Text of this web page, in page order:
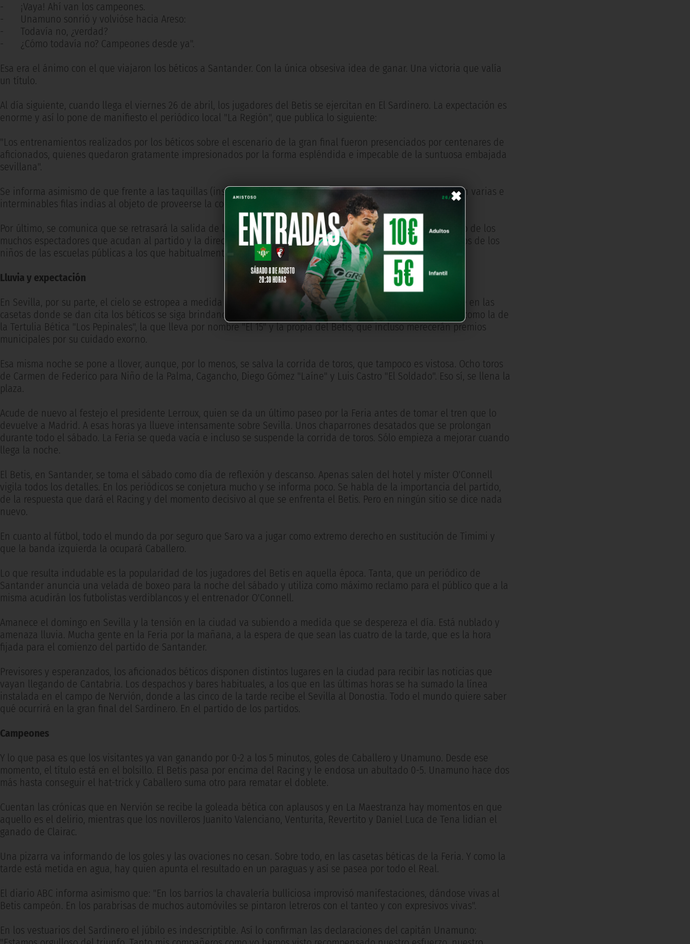
×
-
¡Vaya! Ahí van los campeones.
-
Unamuno sonrió y volvióse hacia Areso:
-
Todavía no, ¿verdad?
-
¿Cómo todavía no? Campeones desde ya".
Esa era el ánimo con el que viajaron los béticos a Santander. Con la única obsesiva idea de ganar. Una victoria que valía
un título.
Al día siguiente, cuando llega el viernes 26 de abril, los jugadores del Betis se ejercitan en El Sardinero. La expectación es
enorme y así lo pone de manifiesto el periódico local "La Región", que publica lo siguiente:
"Los entrenamientos realizados por los béticos sobre el escenario de la gran final fueron presenciados por centenares de
aficionados, quienes quedaron gratamente impresionados por la forma espléndida e impecable de la suntuosa embajada
sevillana".
Se informa asimismo de que frente a las taquillas (instaladas, según se cita, en el "Bar Piquío): "se establecieron varias e
interminables filas indias al objeto de proveerse la correspondiente localidad para presenciar el partido".
Por último, se comunica que se retrasará la salida de los trenes en la tarde del domingo para facilitar el traslado de los
muchos espectadores que acudan al partido y la directiva del Racing anula todos los pases de favor, incluidos los de los
niños de las escuelas públicas a los que habitualmente invita.
Lluvia y expectación
En Sevilla, por su parte, el cielo se estropea a medida que va pasando el viernes de Feria, lo cual no impide que en las
casetas donde se dan cita los béticos se siga brindando por el gran éxito que cada vez está más cerca. Casetas como la de
la Tertulia Bética "Los Pepinales", la que lleva por nombre "El 15" y la propia del Betis, que incluso merecerán premios
municipales por su cuidado exorno.
Esa misma noche se pone a llover, aunque, por lo menos, se salva la corrida de toros, que tampoco es vistosa. Ocho toros
de Carmen de Federico para Niño de la Palma, Cagancho, Diego Gómez "Laíne" y Luis Castro "El Soldado". Eso sí, se llena la
plaza.
Acude de nuevo al festejo el presidente Lerroux, quien se da un último paseo por la Feria antes de tomar el tren que lo
devuelve a Madrid. A esas horas ya llueve intensamente sobre Sevilla. Unos chaparrones desatados que se prolongan
durante todo el sábado. La Feria se queda vacía e incluso se suspende la corrida de toros. Sólo empieza a mejorar cuando
llega la noche.
El Betis, en Santander, se toma el sábado como día de reflexión y descanso. Apenas salen del hotel y míster O'Connell
vigila todos los detalles. En los periódicos se conjetura mucho y se informa poco. Se habla de la importancia del partido,
de la respuesta que dará el Racing y del momento decisivo al que se enfrenta el Betis. Pero en ningún sitio se dice nada
nuevo.
En cuanto al fútbol, todo el mundo da por seguro que Saro va a jugar como extremo derecho en sustitución de Timimi y
que la banda izquierda la ocupará Caballero.
Lo que resulta indudable es la popularidad de los jugadores del Betis en aquella época. Tanta, que un periódico de
Santander anuncia una velada de boxeo para la noche del sábado y utiliza como máximo reclamo para el público que a la
misma acudirán los futbolistas verdiblancos y el entrenador O'Connell.
Amanece el domingo en Sevilla y la tensión en la ciudad va subiendo a medida que se despereza el día. Está nublado y
amenaza lluvia. Mucha gente en la Feria por la mañana, a la espera de que sean las cuatro de la tarde, que es la hora
fijada para el comienzo del partido de Santander.
Previsores y esperanzados, los aficionados béticos disponen distintos lugares en la ciudad para recibir las noticias que
vayan llegando de Cantabria. Los despachos y bares habituales, a los que en las últimas horas se ha sumado la línea
instalada en el campo de Nervión, donde a las cinco de la tarde recibe el Sevilla al Donostia. Todo el mundo quiere saber
qué ocurrirá en la gran final del Sardinero. En el partido de los partidos.
Campeones
Y lo que pasa es que los visitantes ya van ganando por 0-2 a los 5 minutos, goles de Caballero y Unamuno. Desde ese
momento, el título está en el bolsillo. El Betis pasa por encima del Racing y le endosa un abultado 0-5. Unamuno hace dos
más hasta conseguir el hat-trick y Caballero suma otro para rematar el doblete.
Cuentan las crónicas que en Nervión se recibe la goleada bética con aplausos y en La Maestranza hay momentos en que
aquello es el delirio, mientras que los novilleros Juanito Valenciano, Venturita, Revertito y Daniel Luca de Tena lidian el
ganado de Clairac.
Una pizarra va informando de los goles y las ovaciones no cesan. Sobre todo, en las casetas béticas de la Feria. Y como la
tarde está metida en agua, hay quien apunta el resultado en un paraguas y así se pasea por todo el Real.
El diario ABC informa asimismo que: "En los barrios la chavalería bulliciosa improvisó manifestaciones, dándose vivas al
Betis campeón. En los parabrisas de muchos automóviles se pintaron letreros con el tanteo y con expresivos vivas".
En los vestuarios del Sardinero el júbilo es indescriptible. Así lo confirman las declaraciones del capitán Unamuno: